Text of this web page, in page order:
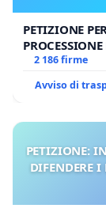
PETIZIONE
MILANO
2 186 firme
Avviso di
PETIZIONE:
DIFENDERE